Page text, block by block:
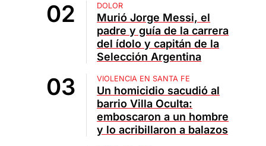
DOLOR
Murió Jorge Messi, el
padre y guía de la carrera
del ídolo y capitán de la
Selección Argentina
VIOLENCIA EN SANTA FE
Un homicidio sacudió al
barrio Villa Oculta:
emboscaron a un hombre
y lo acribillaron a balazos